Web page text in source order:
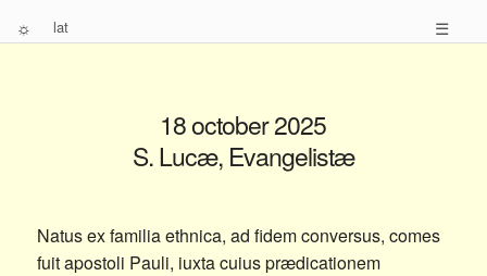
☼ lat ☰
18 october 2025
S. Lucæ, Evangelistæ
Natus ex familia ethnica, ad fidem conversus, comes
fuit apostoli Pauli, iuxta cuius prædicationem